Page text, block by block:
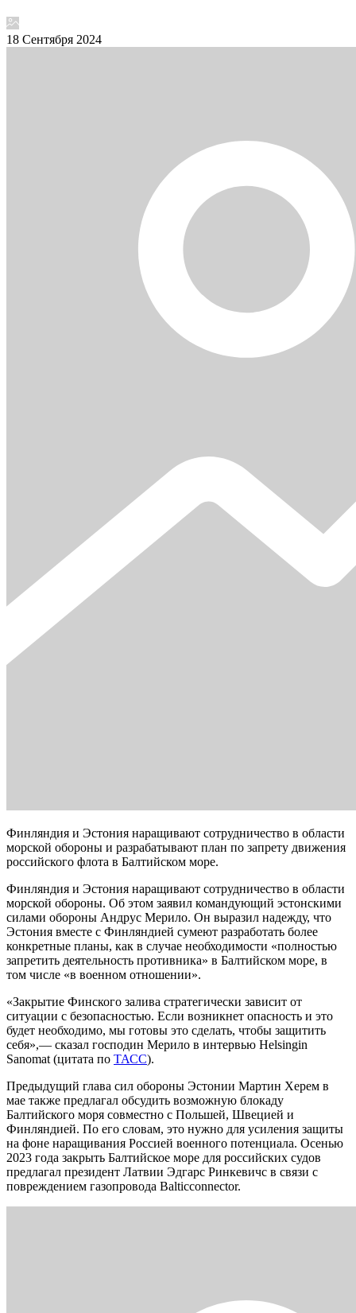
18 Сентября 2024
Финляндия и Эстония наращивают сотрудничество в области
морской обороны и разрабатывают план по запрету движения
российского флота в Балтийском море.
Финляндия и Эстония наращивают сотрудничество в области
морской обороны. Об этом заявил командующий эстонскими
силами обороны Андрус Мерило. Он выразил надежду, что
Эстония вместе с Финляндией сумеют разработать более
конкретные планы, как в случае необходимости «полностью
запретить деятельность противника» в Балтийском море, в
том числе «в военном отношении».
«Закрытие Финского залива стратегически зависит от
ситуации с безопасностью. Если возникнет опасность и это
будет необходимо, мы готовы это сделать, чтобы защитить
себя»,— сказал господин Мерило в интервью Helsingin
Sanomat (цитата по ТАСС).
Предыдущий глава сил обороны Эстонии Мартин Херем в
мае также предлагал обсудить возможную блокаду
Балтийского моря совместно с Польшей, Швецией и
Финляндией. По его словам, это нужно для усиления защиты
на фоне наращивания Россией военного потенциала. Осенью
2023 года закрыть Балтийское море для российских судов
предлагал президент Латвии Эдгарс Ринкевичс в связи с
повреждением газопровода Balticconnector.